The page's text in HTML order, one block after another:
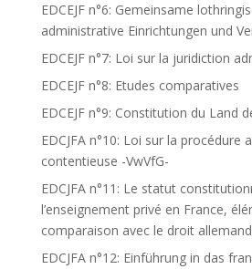
EDCEJF n°6: Gemeinsame
administrative Einrichtungen und
EDCEJF n°7: Loi sur la juridiction
EDCEJF n°8: Etudes comparatives
EDCEJF n°9: Constitution du Land
EDCJFA n°10: Loi sur la procédure
contentieuse -VwVfG-
EDCJFA n°11: Le statut
l’enseignement privé en France,
comparaison avec le droit allemand
EDCJFA n°12: Einführung in das